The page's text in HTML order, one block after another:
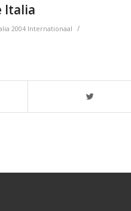
Italia
2004 Internationaal /